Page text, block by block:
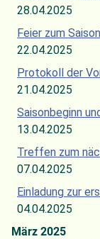
28.04.2025
Feier zum
22.04.2025
Protokoll der
21.04.2025
Saisonbeginn
13.04.2025
Treffen zum
07.04.2025
Einladung zur
04.04.2025
März 2025